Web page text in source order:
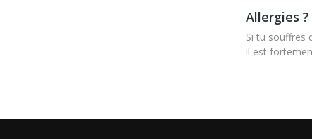
Allergies ?
Si tu souffres
il est